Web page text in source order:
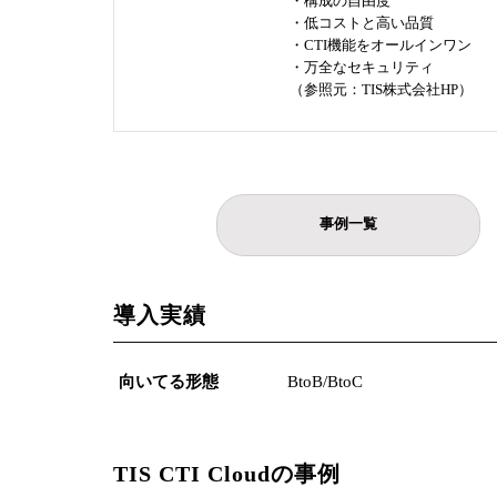
・低コストと高い品質
・CTI機能をオールインワン
・万全なセキュリティ
（参照元：TIS株式会社HP）
事例一覧
導入実績
向いてる形態 BtoB/BtoC
TIS CTI Cloudの事例